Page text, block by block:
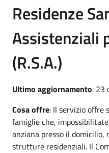
Residenze
Assistenziali
(R.S.A.)
Ultimo aggiornamento: 23
Cosa offre: Il servizio offre
famiglie che,
anziana presso il
strutture residenziali. Il